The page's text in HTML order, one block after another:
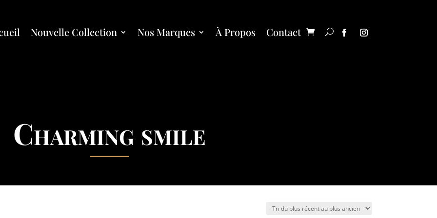
Nouvelle Collection Nos Marques À Propos Contact
Charming smile